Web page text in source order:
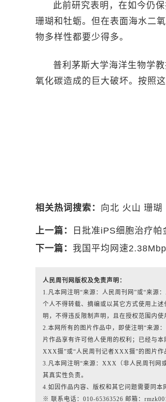
此前研究表明，在如今仍
珊瑚和牡蛎。但在表面海水二
物多样性都要少得多。
普利茅斯大学海洋生物学
氧化碳造成的巨大破坏。按照
相关热词搜索： 向北 火山 珊瑚
上一篇：
日批准iPS细胞治疗帕
下一篇： 我国平均网速
人民周刊网版权及免责声明：
1.凡本网注明“来源：人民周刊网”或“来源
个人不得转载、摘编或以其它方式使用上
明，不得违反限制声明，且在授权范围内
2.本网所有的图片作品中，即使注明“来源
片作品享有许可他人使用的权利；已经与
XXX摄”或“人民周刊记者XXX摄”的图片作
3.凡本网注明“来源：XXX（非人民周刊网
其真实性负责。
4.如因作品内容、版权和其它问题需要同本
※ 联系电话：010-65363526 邮箱：